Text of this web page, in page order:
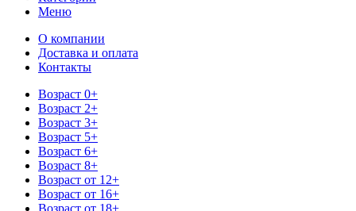
Меню
О компании
Доставка и оплата
Контакты
Возраст 0+
Возраст 2+
Возраст 3+
Возраст 5+
Возраст 6+
Возраст 8+
Возраст от 12+
Возраст от 16+